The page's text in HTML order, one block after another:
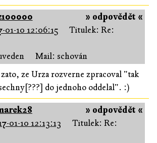
» odpovědět «
01-10 12:06:15
Titulek: Re:
Mail: schován
ze Urza rozverne zpracoval "tak
do jednoho oddelal". :)
» odpovědět «
01-10 12:13:13
Titulek: Re: